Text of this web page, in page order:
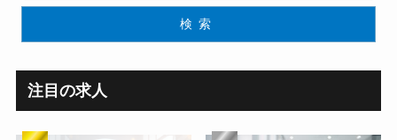
検索
注目の求人